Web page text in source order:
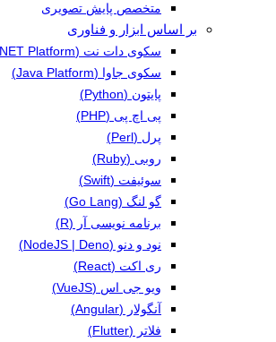
متخصص پایش تصویری
بر اساس ابزار و فناوری
سکوی دات نت (NET Platform)
سکوی جاوا (Java Platform)
پایتون (Python)
پی اچ پی (PHP)
پرل (Perl)
روبی (Ruby)
سوئیفت (Swift)
گو لنگ (Go Lang)
برنامه نویسی آر (R)
نود و دنو (NodeJS | Deno)
ری اکت (React)
ویو جی اس (VueJS)
آنگولار (Angular)
فلاتر (Flutter)